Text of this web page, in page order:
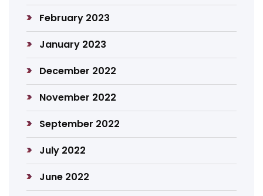
February 2023
January 2023
December 2022
November 2022
September 2022
July 2022
June 2022